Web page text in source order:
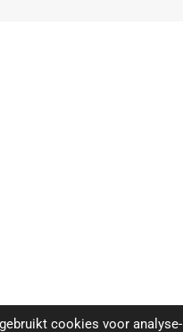
cookies voor analyse-